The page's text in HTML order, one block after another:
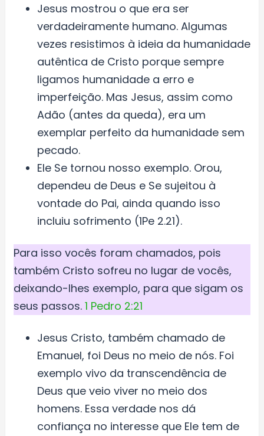
Jesus mostrou o que era ser
verdadeiramente humano. Algumas
vezes resistimos à ideia da humanidade
autêntica de Cristo porque sempre
ligamos humanidade a erro e
imperfeição. Mas Jesus, assim como
Adão (antes da queda), era um
exemplar perfeito da humanidade sem
pecado.
Ele Se tornou nosso exemplo. Orou,
dependeu de Deus e Se sujeitou à
vontade do Pai, ainda quando isso
incluiu sofrimento (1Pe 2.21).
Para isso vocês foram chamados, pois
também Cristo sofreu no lugar de vocês,
deixando-lhes exemplo, para que sigam os
seus passos. 1 Pedro 2:21
Jesus Cristo, também chamado de
Emanuel, foi Deus no meio de nós. Foi
exemplo vivo da transcendência de
Deus que veio viver no meio dos
homens. Essa verdade nos dá
confiança no interesse que Ele tem de